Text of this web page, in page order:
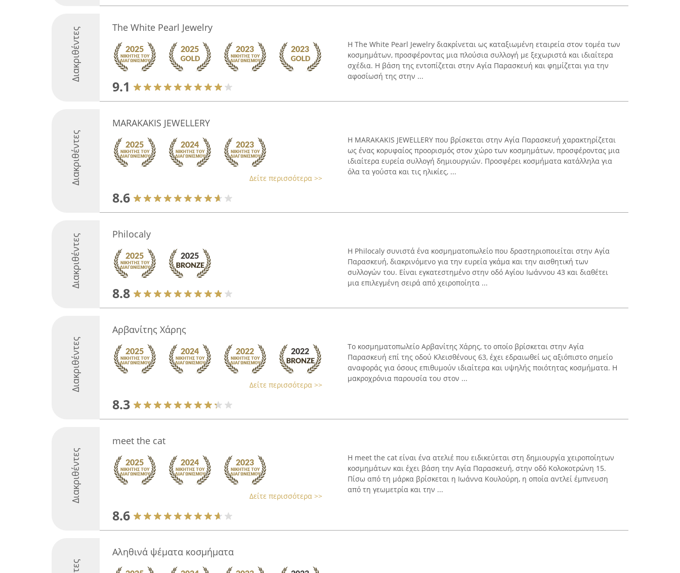
Διακριθέντες The White Pearl Jewelry
9.1
Η The White Pearl Jewelry διακρίνεται ως καταξιωμένη εταιρεία στον τομέα των
κοσμημάτων, προσφέροντας μια πλούσια συλλογή με ξεχωριστά και ιδιαίτερα
σχέδια. Η βάση της εντοπίζεται στην Αγία Παρασκευή και φημίζεται για την
αφοσίωσή της στην ...
Διακριθέντες
MARAKAKIS JEWELLERY
Δείτε περισσότερα >>
8.6
Η MARAKAKIS JEWELLERY που βρίσκεται στην Αγία Παρασκευή χαρακτηρίζεται
ως ένας κορυφαίος προορισμός στον χώρο των κοσμημάτων, προσφέροντας μια
ιδιαίτερα ευρεία συλλογή δημιουργιών. Προσφέρει κοσμήματα κατάλληλα για
όλα τα γούστα και τις ηλικίες, ...
Διακριθέντες Philocaly
8.8
Η Philocaly συνιστά ένα κοσμηματοπωλείο που δραστηριοποιείται στην Αγία
Παρασκευή, διακρινόμενο για την ευρεία γκάμα και την αισθητική των
συλλογών του. Είναι εγκατεστημένο στην οδό Αγίου Ιωάννου 43 και διαθέτει
μια επιλεγμένη σειρά από χειροποίητα ...
Διακριθέντες
Αρβανίτης Χάρης
Δείτε περισσότερα >>
8.3
Το κοσμηματοπωλείο Αρβανίτης Χάρης, το οποίο βρίσκεται στην Αγία
Παρασκευή επί της οδού Κλεισθένους 63, έχει εδραιωθεί ως αξιόπιστο σημείο
αναφοράς για όσους επιθυμούν ιδιαίτερα και υψηλής ποιότητας κοσμήματα. Η
μακροχρόνια παρουσία του στον ...
Διακριθέντες
meet the cat
Δείτε περισσότερα >>
8.6
Η meet the cat είναι ένα ατελιέ που ειδικεύεται στη δημιουργία χειροποίητων
κοσμημάτων και έχει βάση την Αγία Παρασκευή, στην οδό Κολοκοτρώνη 15.
Πίσω από τη μάρκα βρίσκεται η Ιωάννα Κουλούρη, η οποία αντλεί έμπνευση
από τη γεωμετρία και την ...
Αληθινά ψέματα κοσμήματα